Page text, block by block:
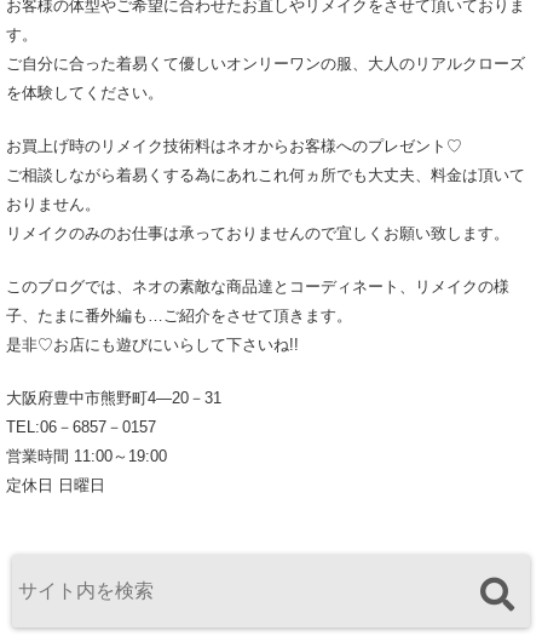
お客様の体型やご希望に合わせたお直しやリメイクをさせて頂いておりま
す。
ご自分に合った着易くて優しいオンリーワンの服、大人のリアルクローズ
を体験してください。
お買上げ時のリメイク技術料はネオからお客様へのプレゼント♡
ご相談しながら着易くする為にあれこれ何ヵ所でも大丈夫、料金は頂いて
おりません。
リメイクのみのお仕事は承っておりませんので宜しくお願い致します。
このブログでは、ネオの素敵な商品達とコーディネート、リメイクの様
子、たまに番外編も…ご紹介をさせて頂きます。
是非♡お店にも遊びにいらして下さいね!!
大阪府豊中市熊野町4―20－31
TEL:06－6857－0157
営業時間 11:00～19:00
定休日 日曜日